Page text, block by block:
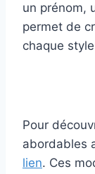
un prénom,
permet de
chaque
Pour
abordables
lien. Ces